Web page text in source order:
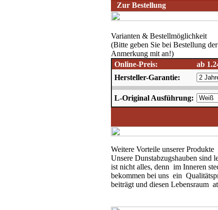
Zur Bestellung
Varianten & Bestellmöglichkeit
(Bitte geben Sie bei Bestellung
Anmerkung mit an!)
Online-Preis:
ab
Hersteller-Garantie:
L-Original Ausführung:
Weitere Vorteile unserer Produkte
Unsere Dunstabzugshauben sind
ist nicht alles, denn im Inneren
bekommen bei uns ein
beiträgt und diesen Lebensraum